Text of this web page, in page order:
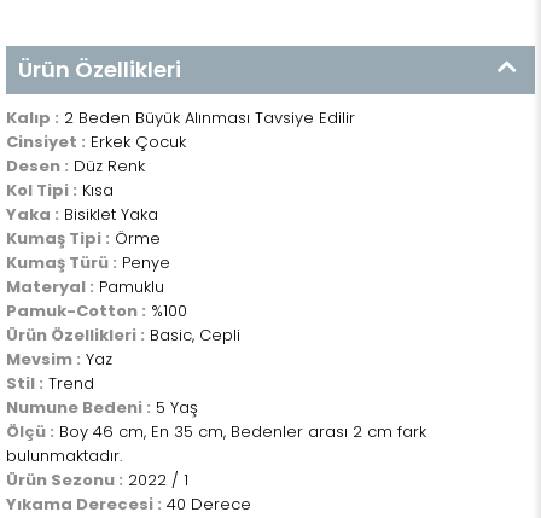
Ürün Özellikleri
Kalıp : 2 Beden Büyük Alınması Tavsiye Edilir
Cinsiyet : Erkek Çocuk
Desen : Düz Renk
Kol Tipi : Kısa
Yaka : Bisiklet Yaka
Kumaş Tipi : Örme
Kumaş Türü : Penye
Materyal : Pamuklu
Pamuk-Cotton : %100
Ürün Özellikleri : Basic, Cepli
Mevsim : Yaz
Stil : Trend
Numune Bedeni : 5 Yaş
Ölçü : Boy 46 cm, En 35 cm, Bedenler arası 2 cm fark
bulunmaktadır.
Ürün Sezonu : 2022 / 1
Yıkama Derecesi : 40 Derece